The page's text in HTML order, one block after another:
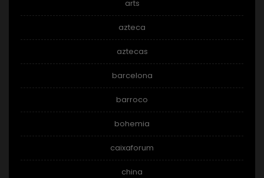
arts
azteca
aztecas
barcelona
barroco
bohemia
caixaforum
china